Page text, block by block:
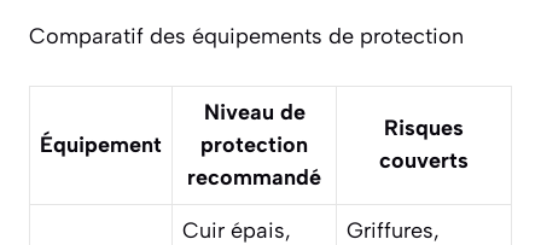
Comparatif des équipements de protection
Équipement
Niveau de
protection
recommandé
Risques
couverts
Cuir épais,
Griffures,